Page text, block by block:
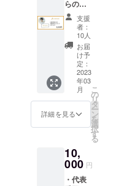
らの個
別のお
礼メッ
セージ
・ス
テッ
カー
支援
者：
10人
お届
け予
定：
2023
年03
月
詳細を見る
こ
の
リ
タ
ー
ン
を
選
択
す
る
10,
000 円
・代表